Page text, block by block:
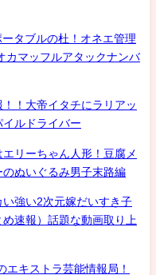
タブルの杜！オネエ管理
カマッフルアタックナンバ
！大帝イタチにラリアッ
イルドライバー
リーちゃん人形！豆腐メ
ぬいぐるみ男子末路編
強い2次元嫁だいすき子
速報）話題な動画取り上
エキストラ芸能情報局！